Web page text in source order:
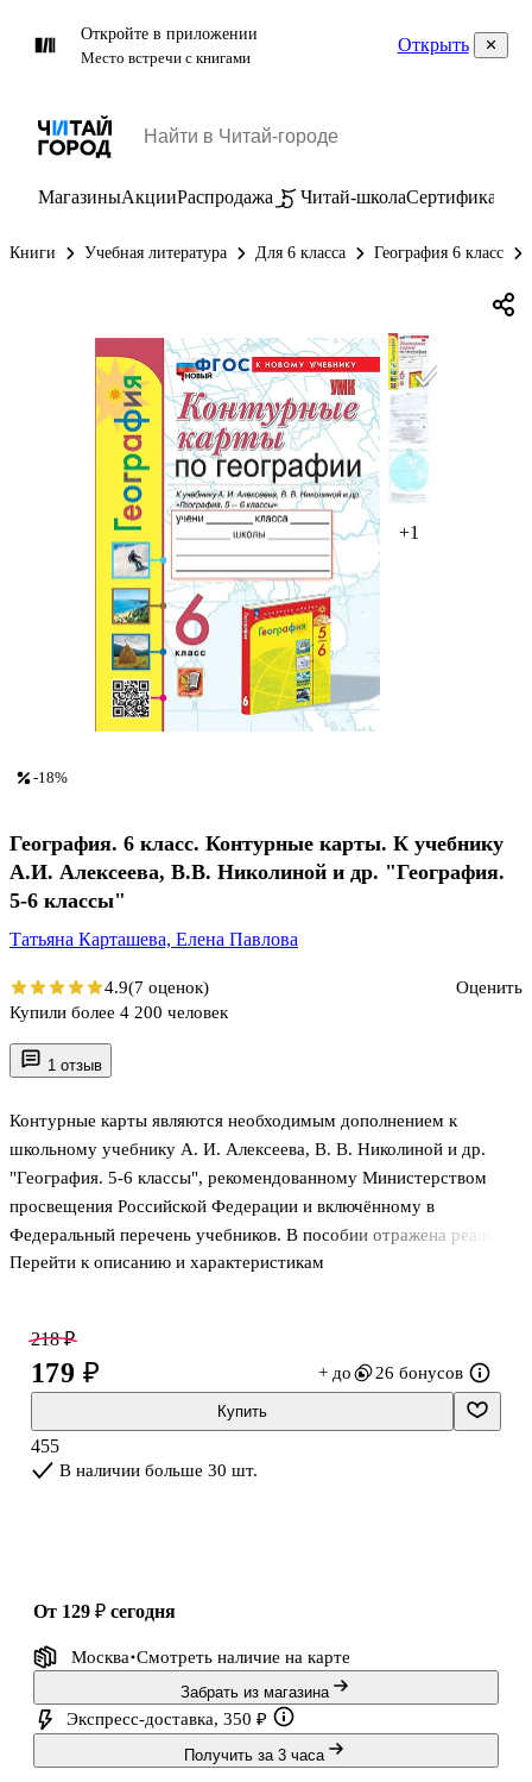
Откройте в приложении
Место встречи с книгами
Открыть
МагазиныАкцииРаспродажа Читай-школаСертификаты
Книги Учебная литература Для 6 класса География 6 класс
+1
1 отзыв
Контурные карты являются необходимым дополнением к
школьному учебнику А. И. Алексеева, В. В. Николиной и др.
"География. 5-6 классы", рекомендованному Министерством
просвещения Российской Федерации и включённому в
Федеральный перечень учебников. В пособии отражена реальная
образовательная практика, которая учитывает проблемы всех
Перейти к описанию и характеристикам
-18%
География. 6 класс. Контурные карты. К учебнику
А.И. Алексеева, В.В. Николиной и др. "География.
5-6 классы"
Татьяна Карташева, Елена Павлова
4.9(7 оценок)
Оценить
Купили более 4 200 человек
218 ₽
179 ₽ + до 26 бонусов
Купить
455
В наличии больше 30 шт.
от 129 ₽ сегодня
Москва Смотреть наличие на карте
Забрать из магазина
Экспресс-доставка, 350 ₽
Получить за 3 часа